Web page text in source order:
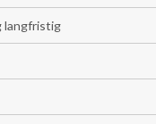
langfristig